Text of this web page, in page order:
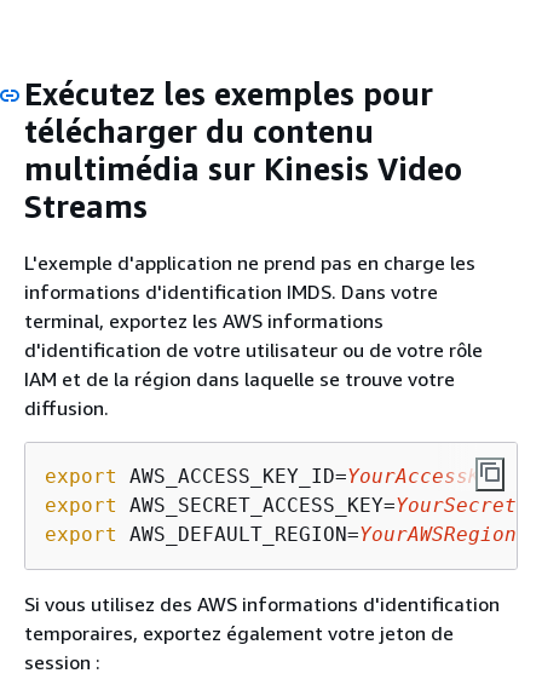
Exécutez les exemples pour
télécharger du contenu
multimédia sur Kinesis Video
Streams
L'exemple d'application ne prend pas en charge les
informations d'identification IMDS. Dans votre
terminal, exportez les AWS informations
d'identification de votre utilisateur ou de votre rôle
IAM et de la région dans laquelle se trouve votre
diffusion.
export AWS_ACCESS_KEY_ID=YourAccessKey
export
AWS_SECRET_ACCESS_KEY=
export
AWS_DEFAULT_REGION=YourAWSRegion
Si vous utilisez des AWS informations d'identification
temporaires, exportez également votre jeton de
session :